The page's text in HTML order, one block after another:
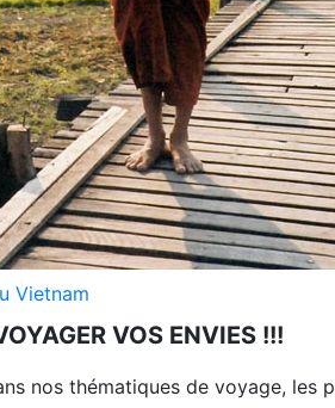
Vietnam
VOS ENVIES !!!
nos thématiques de voyage,